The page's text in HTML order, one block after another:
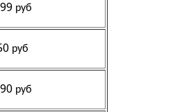
руб
руб
руб